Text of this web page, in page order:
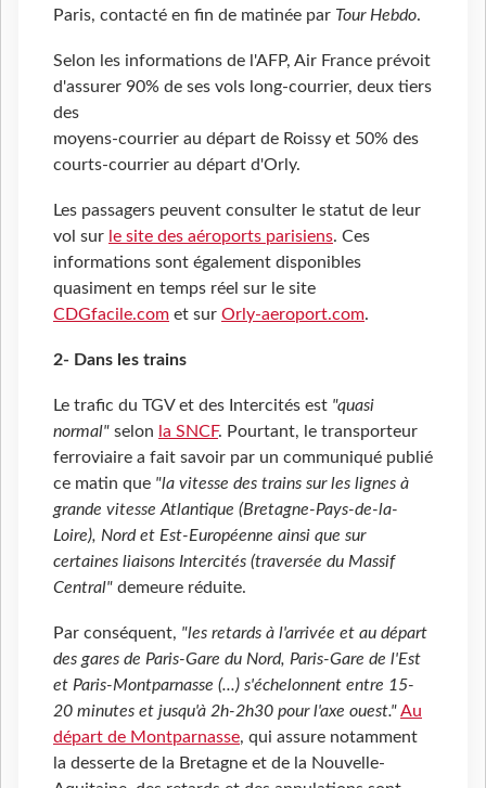
Paris, contacté en fin de matinée par Tour Hebdo.
Selon les informations de l'AFP, Air France prévoit
d'assurer 90% de ses vols long-courrier, deux tiers
des
moyens-courrier au départ de Roissy et 50% des
courts-courrier au départ d'Orly.
Les passagers peuvent consulter le statut de leur
vol sur le site des aéroports parisiens. Ces
informations sont également disponibles
quasiment en temps réel sur le site
CDGfacile.com et sur Orly-aeroport.com.
2- Dans les trains
Le trafic du TGV et des Intercités est "quasi
normal" selon la SNCF. Pourtant, le transporteur
ferroviaire a fait savoir par un communiqué publié
ce matin que "la vitesse des trains sur les lignes à
grande vitesse Atlantique (Bretagne-Pays-de-la-
Loire), Nord et Est-Européenne ainsi que sur
certaines liaisons Intercités (traversée du Massif
Central" demeure réduite.
Par conséquent, "les retards à l'arrivée et au départ
des gares de Paris-Gare du Nord, Paris-Gare de l'Est
et Paris-Montparnasse (...) s'échelonnent entre 15-
20 minutes et jusqu'à 2h-2h30 pour l'axe ouest."Au
départ de Montparnasse, qui assure notamment
la desserte de la Bretagne et de la Nouvelle-